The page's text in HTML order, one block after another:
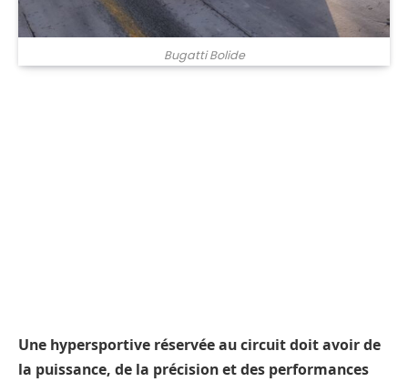
Bugatti Bolide
Une hypersportive réservée au circuit doit avoir de
la puissance, de la précision et des performances